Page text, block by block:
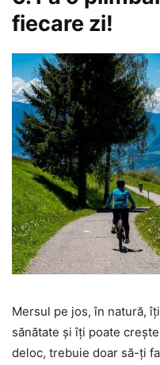
fiecare zi!
Mersul pe jos, în natură,
sănătate și îți poate
deloc, trebuie doar să-ți